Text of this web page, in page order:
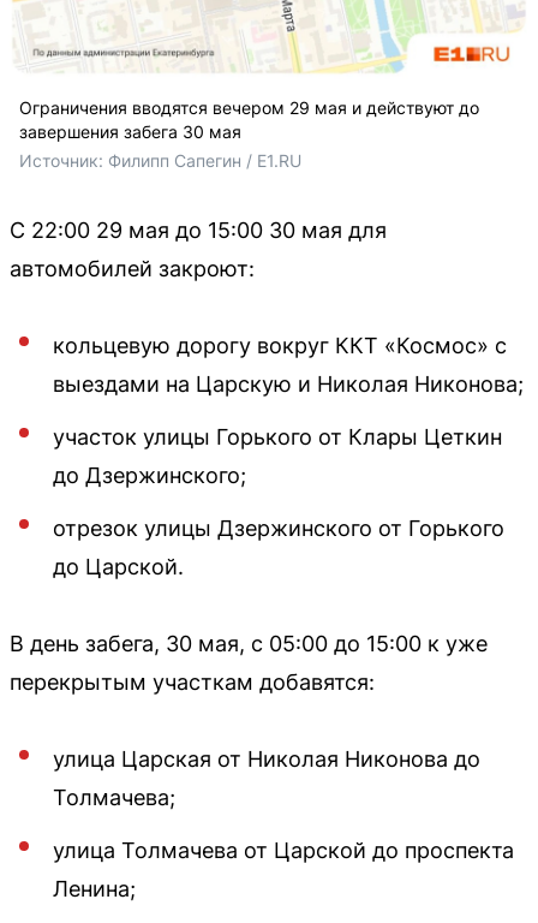
Ограничения вводятся вечером 29 мая и действуют до
завершения забега 30 мая
Источник: Филипп Сапегин / E1.RU
С 22:00 29 мая до 15:00 30 мая для
автомобилей закроют:
кольцевую дорогу вокруг ККТ «Космос» с
выездами на Царскую и Николая Никонова;
участок улицы Горького от Клары Цеткин
до Дзержинского;
отрезок улицы Дзержинского от Горького
до Царской.
В день забега, 30 мая, с 05:00 до 15:00 к уже
перекрытым участкам добавятся:
улица Царская от Николая Никонова до
Толмачева;
улица Толмачева от Царской до проспекта
Ленина;